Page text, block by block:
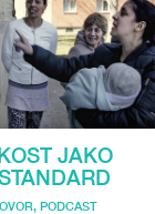
JAKO
, PODCAST